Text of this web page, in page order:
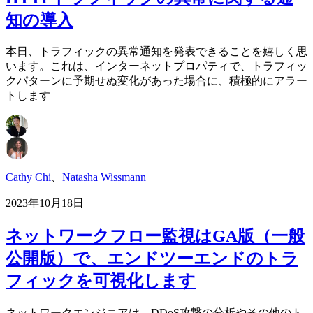
知の導入
本日、トラフィックの異常通知を発表できることを嬉しく思
います。これは、インターネットプロパティで、トラフィッ
クパターンに予期せぬ変化があった場合に、積極的にアラー
トします
Cathy Chi、 Natasha Wissmann
2023年10月18日
ネットワークフロー監視はGA版（一般
公開版）で、エンドツーエンドのトラ
フィックを可視化します